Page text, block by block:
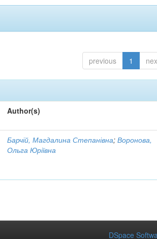
previous 1
Author(s)
Барчій, Магдалина Степанівна;Воронова,
Ольга Юріївна
DSpace